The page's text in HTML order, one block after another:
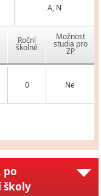
A, N
Roční
školné
Možnost
studia pro
ZP
0 Ne
po
školy